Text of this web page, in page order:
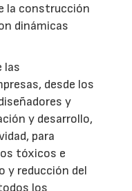
la construcción
dinámicas
las
desde los
y
y desarrollo,
para
tóxicos e
y reducción del